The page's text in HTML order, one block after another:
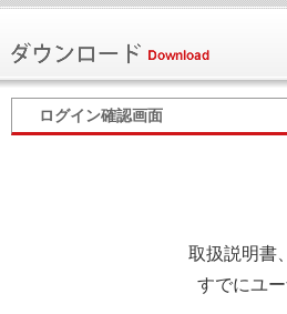
ログイン確認画面
取扱説明書
すでにユ